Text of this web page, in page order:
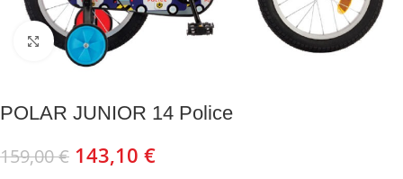
Kliknite za uvećanje
POLAR JUNIOR 14 Police
159,00€ 143,10 €